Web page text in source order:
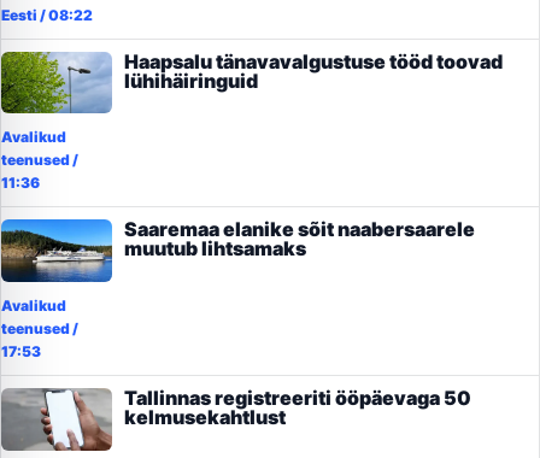
Eesti /08:22
Haapsalu tänavavalgustuse tööd toovad
lühihäiringuid
Avalikud
teenused/
11:36
Saaremaa elanike sõit naabersaarele
muutub lihtsamaks
Avalikud
teenused/
17:53
Tallinnas registreeriti ööpäevaga 50
kelmusekahtlust